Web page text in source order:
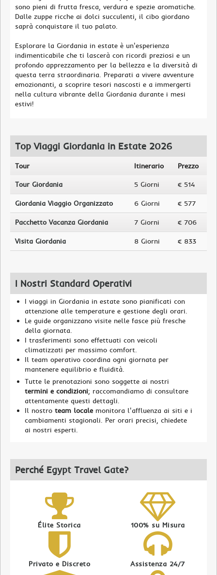
sono pieni di frutta fresca, verdura e spezie aromatiche.
Dalle zuppe ricche ai dolci succulenti, il cibo giordano
saprà conquistare il tuo palato.
Esplorare la Giordania in estate è un'esperienza
indimenticabile che ti lascerà con ricordi preziosi e un
profondo apprezzamento per la bellezza e la diversità di
questa terra straordinaria. Preparati a vivere avventure
emozionanti, a scoprire tesori nascosti e a immergerti
nella cultura vibrante della Giordania durante i mesi
estivi!
Top Viaggi Giordania in Estate 2026
Tour Itinerario Prezzo
Tour Giordania 5 Giorni € 514
Giordania Viaggio Organizzato 6 Giorni € 577
Pacchetto Vacanza Giordania 7 Giorni € 706
Visita Giordania 8 Giorni € 833
I Nostri Standard Operativi
I viaggi in Giordania in estate sono pianificati con
attenzione alle temperature e gestione degli orari.
Le guide organizzano visite nelle fasce più fresche
della giornata.
I trasferimenti sono effettuati con veicoli
climatizzati per massimo comfort.
Il team operativo coordina ogni giornata per
mantenere equilibrio e fluidità.
Tutte le prenotazioni sono soggette ai nostri
termini e condizioni; raccomandiamo di consultare
attentamente questi dettagli.
Il nostro team localemonitora l'affluenza ai siti e i
cambiamenti stagionali. Per orari precisi, chiedete
ai nostri esperti.
Perché Egypt Travel Gate?
Élite Storica 100% su Misura
Privato e Discreto Assistenza 24/7